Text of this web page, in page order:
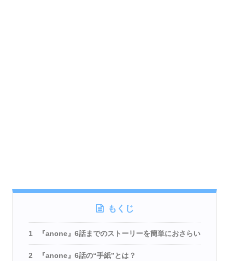
もくじ
1 『anone』6話までのストーリーを簡単におさらい
2 『anone』6話の“手紙”とは？